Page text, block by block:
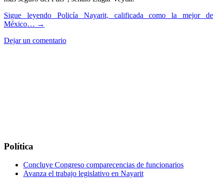
Sigue leyendo Policía Nayarit, calificada como la mejor de
México… →
Dejar un comentario
Política
Concluye Congreso comparecencias de funcionarios
Avanza el trabajo legislativo en Nayarit